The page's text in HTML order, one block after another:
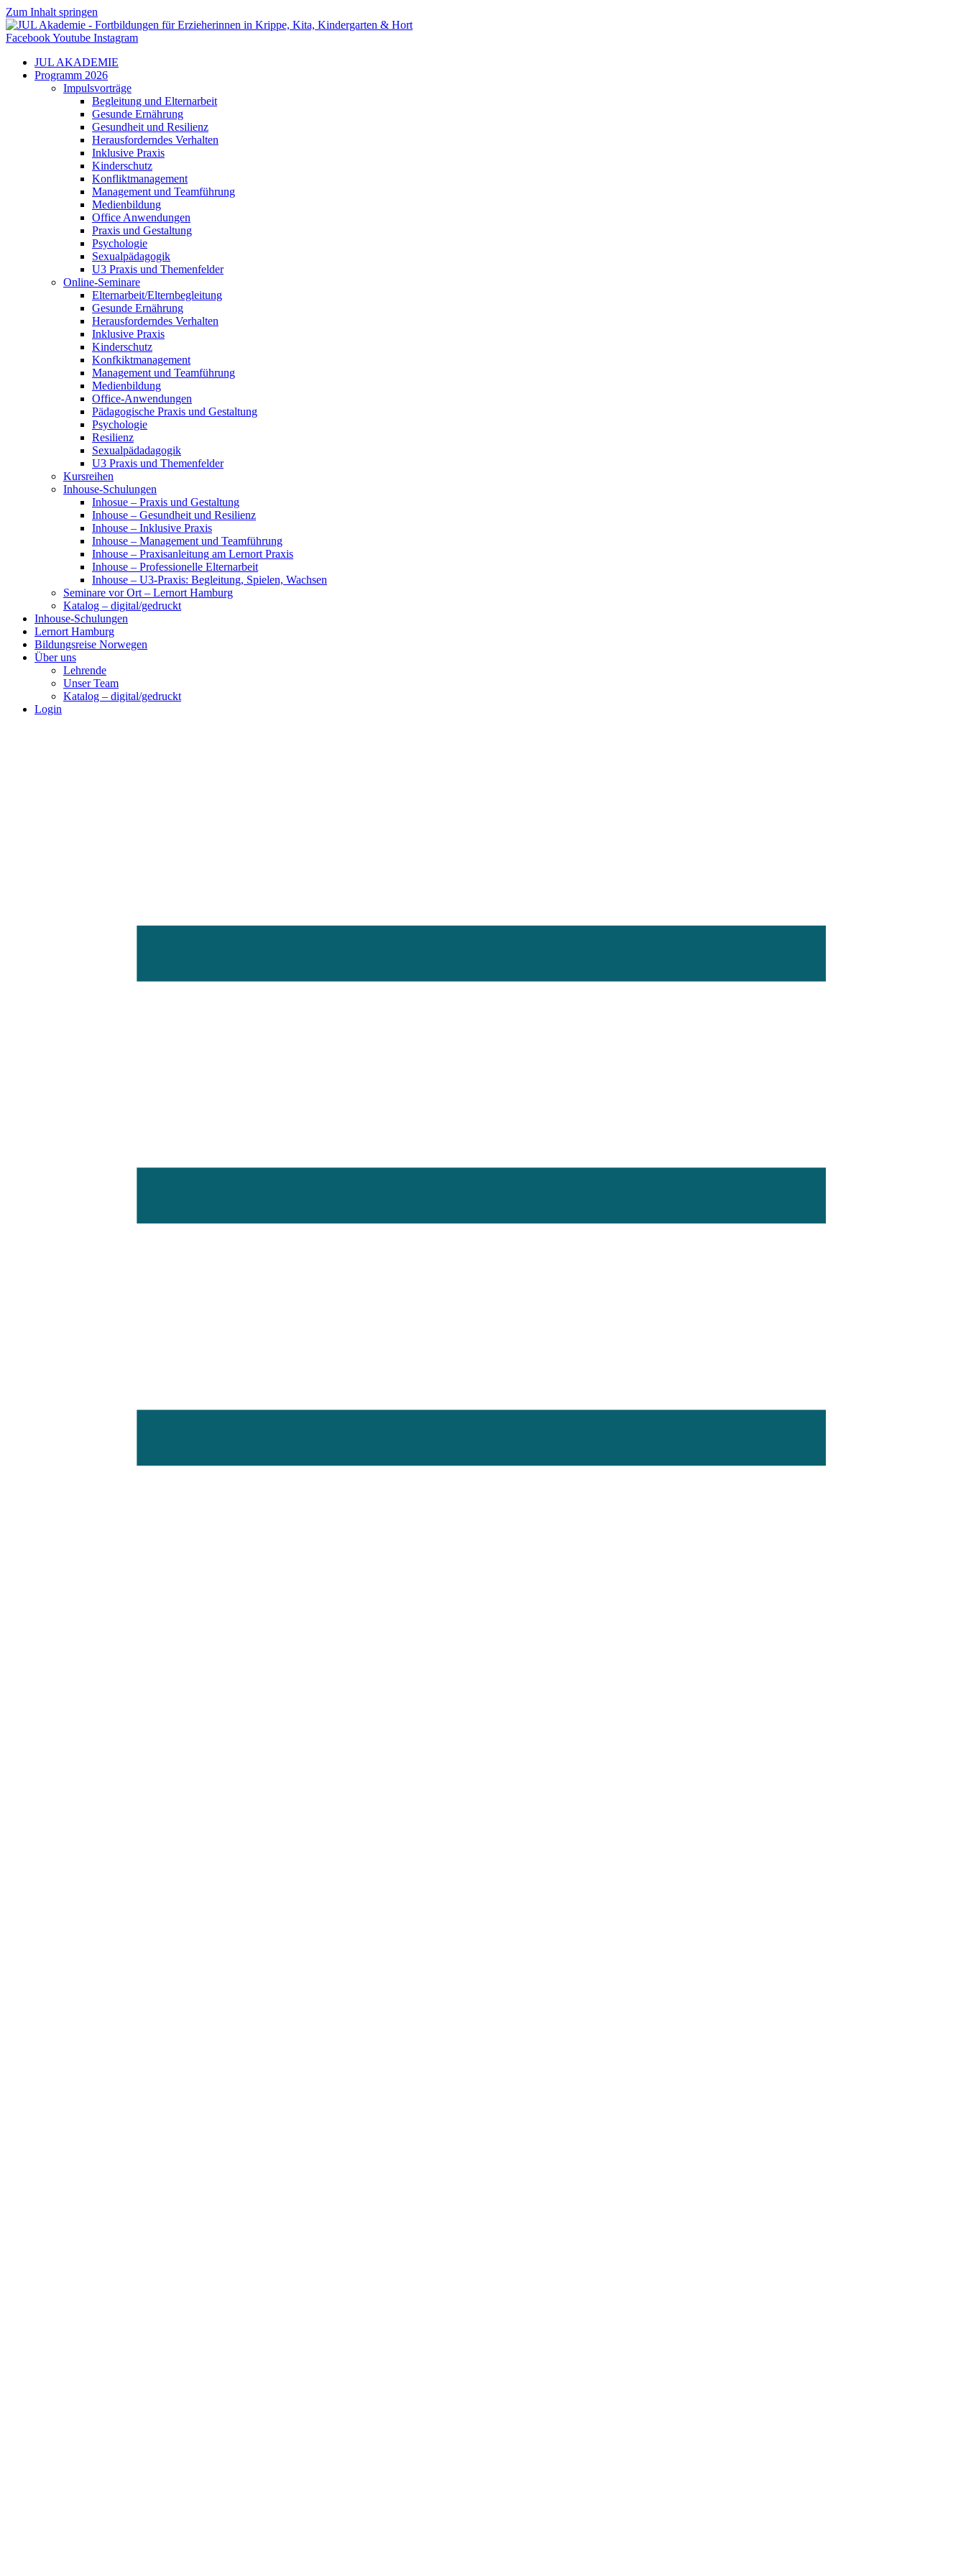
Zum Inhalt springen
FacebookYoutube Instagram
JUL AKADEMIE
Programm 2026
Impulsvorträge
Begleitung und Elternarbeit
Gesunde Ernährung
Gesundheit und Resilienz
Herausforderndes Verhalten
Inklusive Praxis
Kinderschutz
Konfliktmanagement
Management und Teamführung
Medienbildung
Office Anwendungen
Praxis und Gestaltung
Psychologie
Sexualpädagogik
U3 Praxis und Themenfelder
Online-Seminare
Elternarbeit/Elternbegleitung
Gesunde Ernährung
Herausforderndes Verhalten
Inklusive Praxis
Kinderschutz
Konfkiktmanagement
Management und Teamführung
Medienbildung
Office-Anwendungen
Pädagogische Praxis und Gestaltung
Psychologie
Resilienz
Sexualpädadagogik
U3 Praxis und Themenfelder
Kursreihen
Inhouse-Schulungen
Inhosue – Praxis und Gestaltung
Inhouse – Gesundheit und Resilienz
Inhouse – Inklusive Praxis
Inhouse – Management und Teamführung
Inhouse – Praxisanleitung am Lernort Praxis
Inhouse – Professionelle Elternarbeit
Inhouse – U3-Praxis: Begleitung, Spielen, Wachsen
Seminare vor Ort – Lernort Hamburg
Katalog – digital/gedruckt
Inhouse-Schulungen
Lernort Hamburg
Bildungsreise Norwegen
Über uns
Lehrende
Unser Team
Katalog – digital/gedruckt
Login